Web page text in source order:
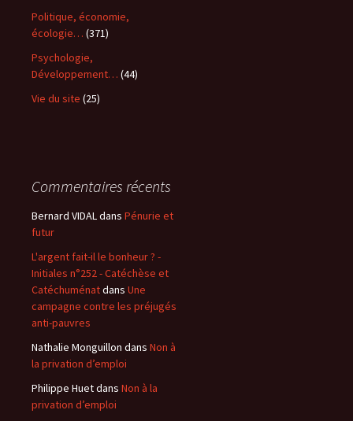
Politique, économie,
écologie… (371)
Psychologie,
Développement… (44)
Vie du site (25)
Commentaires récents
Bernard VIDALdans Pénurie et
futur
L'argent fait-il le bonheur ? -
Initiales n°252 - Catéchèse et
Catéchuménatdans Une
campagne contre les préjugés
anti-pauvres
Nathalie Monguillon dans Non à
la privation d’emploi
Philippe Huetdans Non à la
privation d’emploi